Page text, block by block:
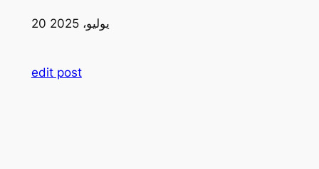
20 يوليو، 2025
edit post